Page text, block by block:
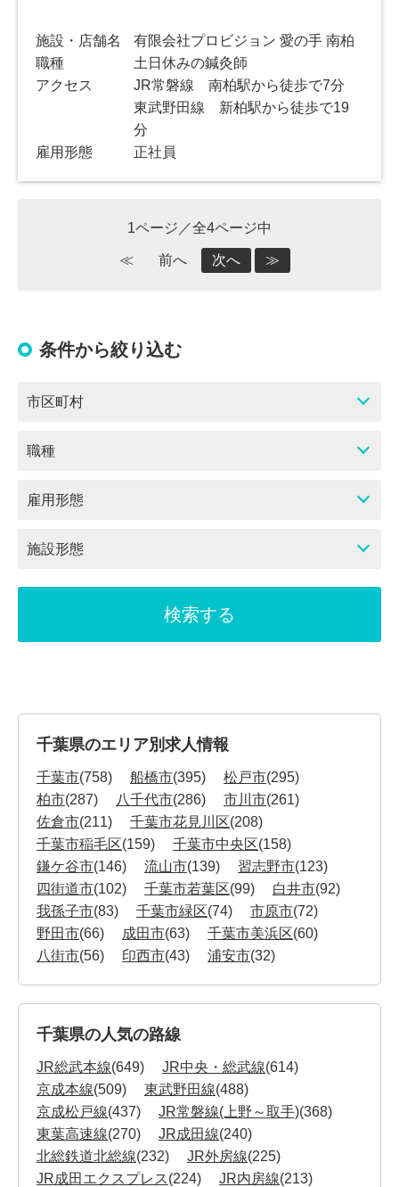
施設・店舗名
有限会社プロビジョン 愛の手 南柏
職種
土日休みの鍼灸師
アクセス
JR常磐線 南柏駅から徒歩で7分
東武野田線 新柏駅から徒歩で19
分
雇用形態
正社員
1ページ／全4ページ中
≪ 前へ 次へ ≫
条件から絞り込む
市区町村
職種
雇用形態
施設形態
千葉県のエリア別求人情報
千葉市(758) 船橋市(395) 松戸市(295)
柏市(287) 八千代市(286) 市川市(261)
佐倉市(211) 千葉市花見川区(208)
千葉市稲毛区(159) 千葉市中央区(158)
鎌ケ谷市(146) 流山市(139) 習志野市(123)
四街道市(102) 千葉市若葉区(99) 白井市(92)
我孫子市(83) 千葉市緑区(74) 市原市(72)
野田市(66) 成田市(63) 千葉市美浜区(60)
八街市(56) 印西市(43) 浦安市(32)
千葉県の人気の路線
JR総武本線(649) JR中央・総武線(614)
京成本線(509) 東武野田線(488)
京成松戸線(437) JR常磐線(上野～取手)(368)
東葉高速線(270) JR成田線(240)
北総鉄道北総線(232) JR外房線(225)
JR成田エクスプレス(224) JR内房線(213)